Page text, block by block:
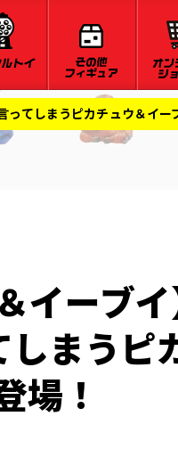
てしまうピカチュウ＆イ
イーブ
しまうピ
場！